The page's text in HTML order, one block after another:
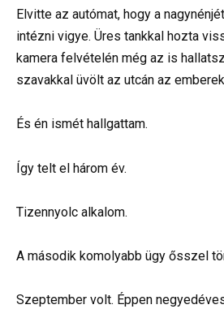
Elvitte az autómat, hogy a
intézni vigye. Üres tankkal hozta
kamera felvételén még az is
szavakkal üvölt az utcán az
És én ismét hallgattam.
Így telt el három év.
Tizennyolc alkalom.
A második komolyabb ügy ősszel
Szeptember volt. Éppen